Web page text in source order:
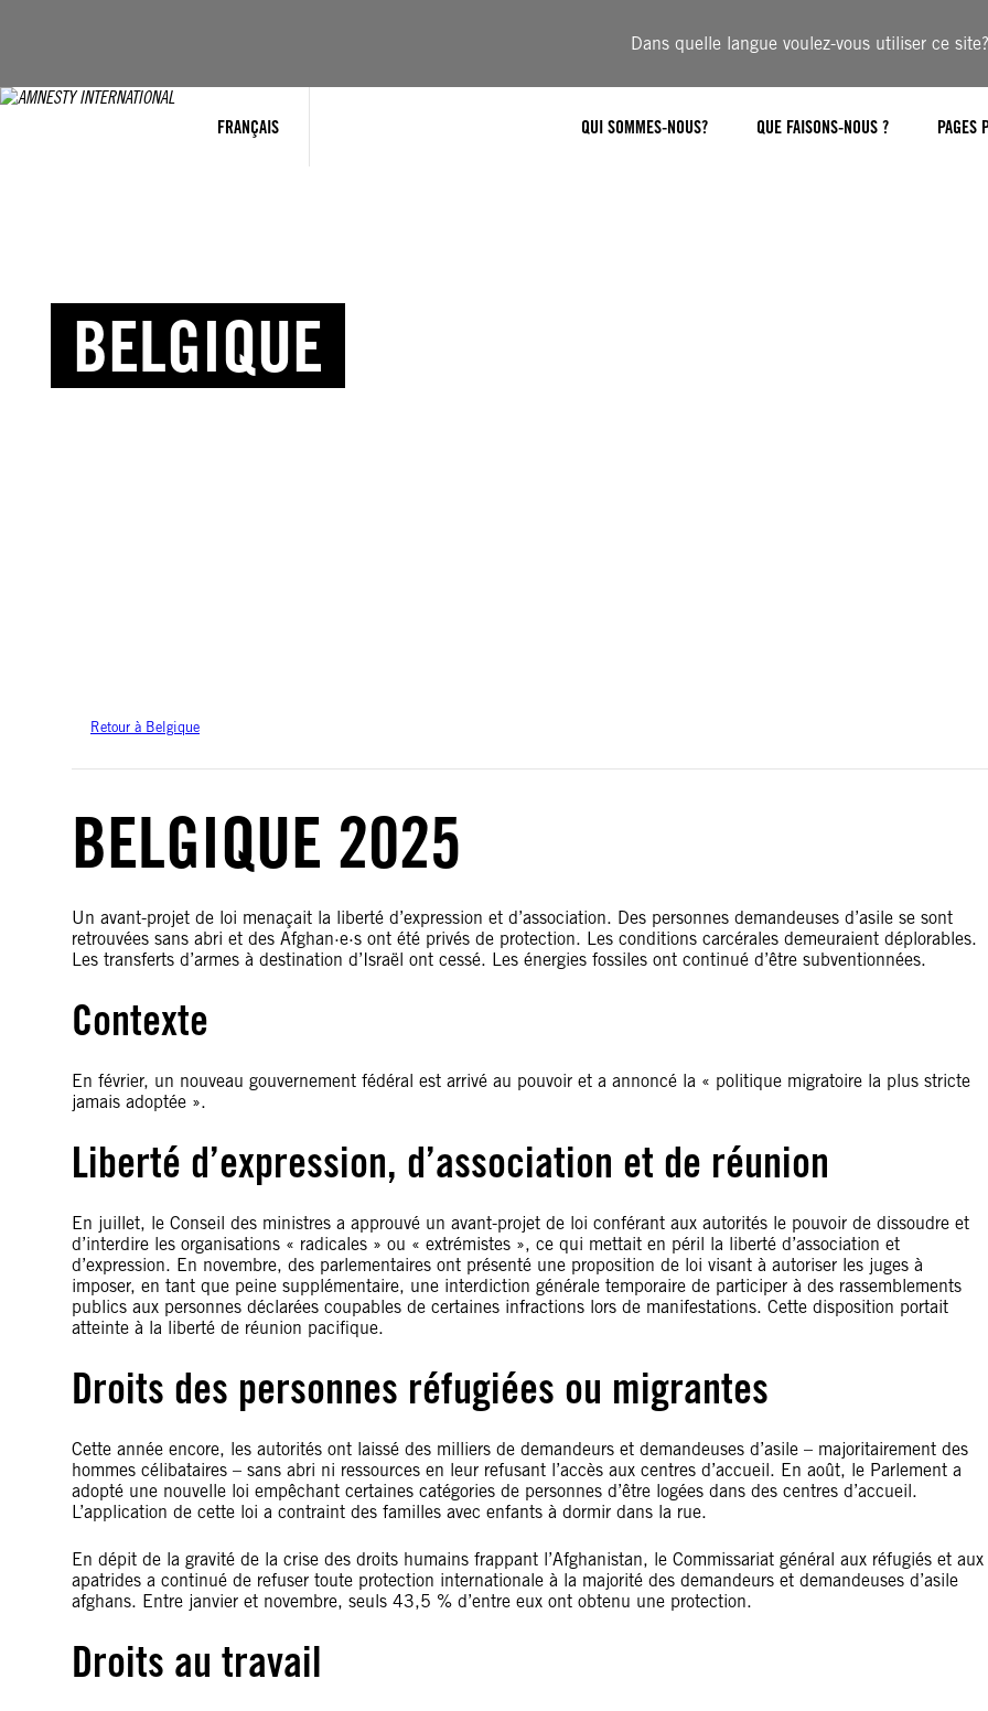
Dans quelle langue voulez-vous utiliser ce site?
FRANÇAIS QUI SOMMES-NOUS? QUE FAISONS-NOUS ? PAGES
BELGIQUE
Retour à Belgique
BELGIQUE 2025
Un avant-projet de loi menaçait la liberté d’expression et d’association. Des personnes demandeuses d’asile se sont
retrouvées sans abri et des Afghan·e·s ont été privés de protection. Les conditions carcérales demeuraient déplorables.
Les transferts d’armes à destination d’Israël ont cessé. Les énergies fossiles ont continué d’être subventionnées.
Contexte
En février, un nouveau gouvernement fédéral est arrivé au pouvoir et a annoncé la « politique migratoire la plus stricte
jamais adoptée ».
Liberté d’expression, d’association et de réunion
En juillet, le Conseil des ministres a approuvé un avant-projet de loi conférant aux autorités le pouvoir de dissoudre et
d’interdire les organisations « radicales » ou « extrémistes », ce qui mettait en péril la liberté d’association et
d’expression. En novembre, des parlementaires ont présenté une proposition de loi visant à autoriser les juges à
imposer, en tant que peine supplémentaire, une interdiction générale temporaire de participer à des rassemblements
publics aux personnes déclarées coupables de certaines infractions lors de manifestations. Cette disposition portait
atteinte à la liberté de réunion pacifique.
Droits des personnes réfugiées ou migrantes
Cette année encore, les autorités ont laissé des milliers de demandeurs et demandeuses d’asile – majoritairement des
hommes célibataires – sans abri ni ressources en leur refusant l’accès aux centres d’accueil. En août, le Parlement a
adopté une nouvelle loi empêchant certaines catégories de personnes d’être logées dans des centres d’accueil.
L’application de cette loi a contraint des familles avec enfants à dormir dans la rue.
En dépit de la gravité de la crise des droits humains frappant l’Afghanistan, le Commissariat général aux réfugiés et aux
apatrides a continué de refuser toute protection internationale à la majorité des demandeurs et demandeuses d’asile
afghans. Entre janvier et novembre, seuls 43,5 % d’entre eux ont obtenu une protection.
Droits au travail